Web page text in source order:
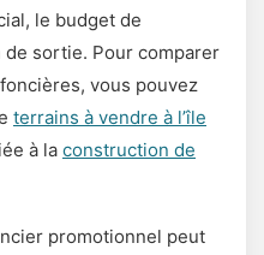
le budget de
de sortie. Pour comparer
vous pouvez
terrains à vendre à l’île
à la construction de
promotionnel peut